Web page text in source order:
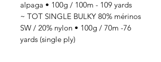
alpaga • 100g / 100m - 109 yards
~ TOT SINGLE BULKY 80% mérinos
SW / 20% nylon • 100g / 70m -76
yards (single ply)